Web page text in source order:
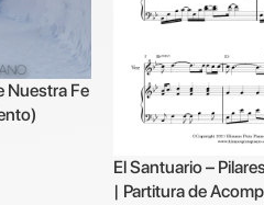
Nuestra Fe
El Santuario –
| Partitura de